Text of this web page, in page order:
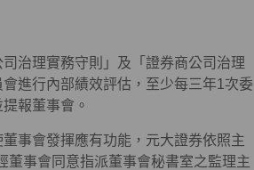
治理實務守則」及「證券商公司治理
進行內部績效評估，至少每三年1次委
報董事會。
事會發揮應有功能，元大證券依照主
董事會同意指派董事會秘書室之監理主